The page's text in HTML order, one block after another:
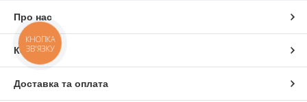
Про нас
Контакти
Доставка та оплата
КНОПКА
ЗВ'ЯЗКУ